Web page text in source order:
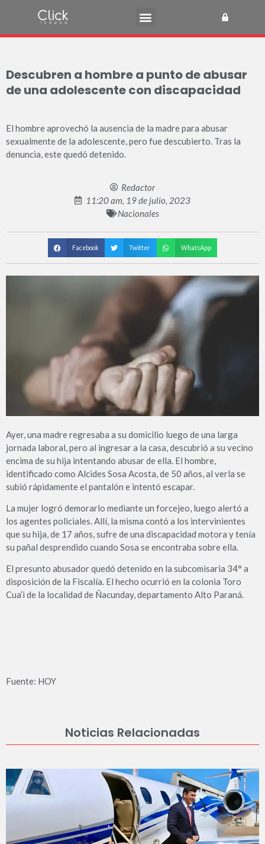
Descubren a hombre a punto de abusar
de una adolescente con discapacidad
El hombre aprovechó la ausencia de la madre para abusar
sexualmente de la adolescente, pero fue descubierto. Tras la
denuncia, este quedó detenido.
Redactor
11:20 am, 19 de julio, 2023
Nacionales
Facebook Twitter WhatsApp
Ayer, una madre regresaba a su domicilio luego de una larga
jornada laboral, pero al ingresar a la casa, descubrió a su vecino
encima de su hija intentando abusar de ella. El hombre,
identificado como Alcides Sosa Acosta, de 50 años, al verla se
subió rápidamente el pantalón e intentó escapar.
La mujer logró demorarlo mediante un forcejeo, luego alertó a
los agentes policiales. Allí, la misma contó a los intervinientes
que su hija, de 17 años, sufre de una discapacidad motora y tenía
su pañal desprendido cuando Sosa se encontraba sobre ella.
El presunto abusador quedó detenido en la subcomisaria 34° a
disposición de la Fiscalía. El hecho ocurrió en la colonia Toro
Cua’i de la localidad de Ñacunday, departamento Alto Paraná.
Fuente: HOY
Noticias Relacionadas